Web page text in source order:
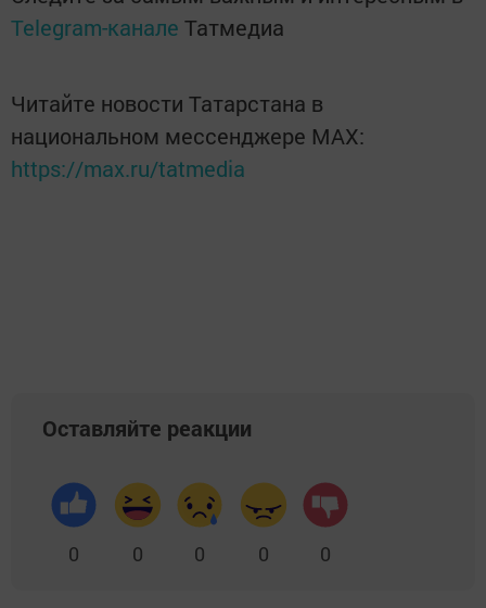
Telegram-канале Татмедиа
Читайте новости Татарстана в
национальном мессенджере MАХ:
https://max.ru/tatmedia
Оставляйте реакции
0 0 0 0 0